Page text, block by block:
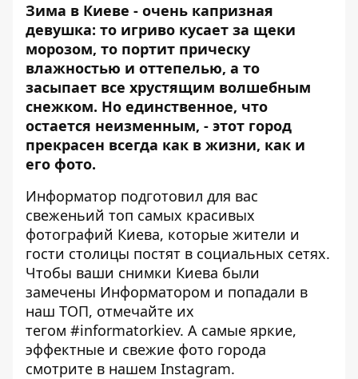
Зима в Киеве - очень капризная
девушка: то игриво кусает за щеки
морозом, то портит прическу
влажностью и оттепелью, а то
засыпает все хрустящим волшебным
снежком. Но единственное, что
остается неизменным, - этот город
прекрасен всегда как в жизни, как и
его фото.
Информатор подготовил для вас
свеженьий топ самых красивых
фотографий Киева, которые жители и
гости столицы постят в социальных сетях.
Чтобы ваши снимки Киева были
замечены Информатором и попадали в
наш ТОП, отмечайте их
тегом #informatorkiev. А самые яркие,
эффектные и свежие фото города
смотрите в нашем Instagram.